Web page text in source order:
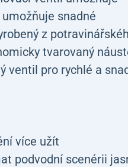
snadné
z
tvarovaný
ventil pro rychlé a
více užít
podvodní scenérii